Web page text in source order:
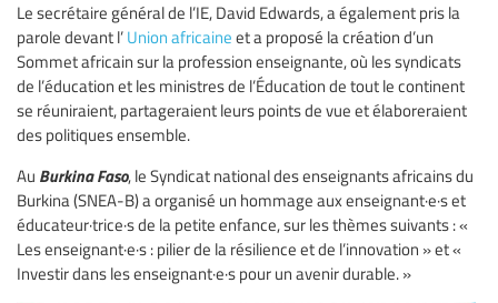
Le secrétaire général de l’IE, David Edwards, a également pris la
parole devant l’ Union africaine et a proposé la création d’un
Sommet africain sur la profession enseignante, où les syndicats
de l’éducation et les ministres de l’Éducation de tout le continent
se réuniraient, partageraient leurs points de vue et élaboreraient
des politiques ensemble.
Au Burkina Faso, le Syndicat national des enseignants africains du
Burkina (SNEA-B) a organisé un hommage aux enseignant·e·s et
éducateur·trice·s de la petite enfance, sur les thèmes suivants : «
Les enseignant·e·s : pilier de la résilience et de l’innovation » et «
Investir dans les enseignant·e·s pour un avenir durable. »